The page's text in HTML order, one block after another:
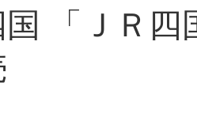
「ＪＲ